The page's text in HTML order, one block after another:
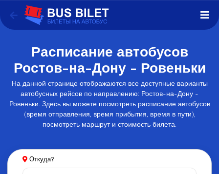
Расписание автобусов
Ростов-на-Дону - Ровеньки
На данной странице отображаются все доступные варианты
автобусных рейсов по направлению: Ростов-на-Дону -
Ровеньки. Здесь вы можете посмотреть расписание автобусов
(время отправления, время прибытия, время в пути),
посмотреть маршрут и стоимость билета.
Откуда?